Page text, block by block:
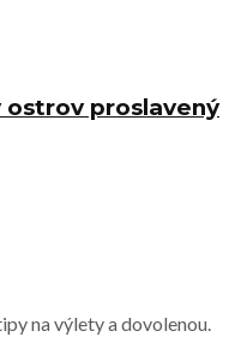
ostrov proslavený
na výlety a dovolenou.